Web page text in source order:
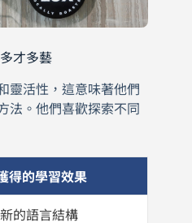
才多藝
靈活性，這意味著他們
法。他們喜歡探索不同
得的學習效果
的語言結構